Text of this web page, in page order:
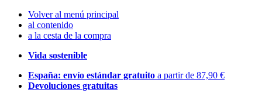
Volver al menú principal
al contenido
a la cesta de la compra
Vida sostenible
España: envío estándar gratuito a partir de 87,90 €
Devoluciones gratuitas